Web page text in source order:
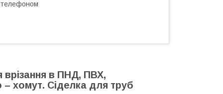
телефоном
врізання в ПНД, ПВХ,
– хомут. Сіделка для труб